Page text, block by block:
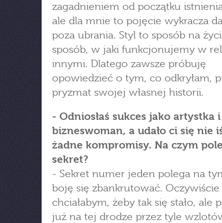
zagadnieniem od początku
ale dla mnie to pojęcie wykracza
poza ubrania. Styl to sposób na
sposób, w jaki funkcjonujemy w
innymi. Dlatego zawsze próbuję
opowiedzieć o tym, co odkryłam,
pryzmat swojej własnej historii.
- Odniosłaś sukces jako artystka i
bizneswoman, a udało ci się nie
żadne kompromisy. Na czym
sekret?
- Sekret numer jeden polega na
boję się zbankrutować.
chciałabym, żeby tak się stało, ale
już na tej drodze przez tyle